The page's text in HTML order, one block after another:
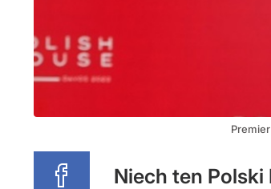
Niech ten Polski